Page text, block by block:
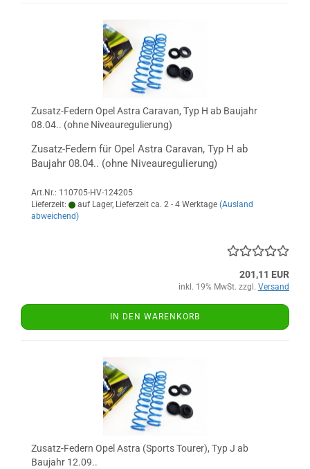
Zusatz-Federn Opel Astra Caravan, Typ H ab Baujahr
08.04.. (ohne Niveauregulierung)
Zusatz-Federn für Opel Astra Caravan, Typ H ab
Baujahr 08.04.. (ohne Niveauregulierung)
Art.Nr.: 110705-HV-124205
Lieferzeit:
auf Lager, Lieferzeit ca. 2 - 4 Werktage (Ausland
abweichend)
201,11 EUR
inkl. 19% MwSt. zzgl. Versand
IN DEN WARENKORB
Zusatz-Federn Opel Astra (Sports Tourer), Typ J ab
Baujahr 12.09..